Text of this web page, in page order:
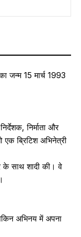
जन्म 15 मार्च 1993
निर्माता और
ब्रिटिश अभिनेत्री
के साथ शादी की। वे
अभिनय में अपना